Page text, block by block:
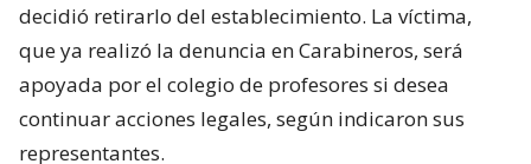
decidió retirarlo del establecimiento. La víctima,
que ya realizó la denuncia en Carabineros, será
apoyada por el colegio de profesores si desea
continuar acciones legales, según indicaron sus
representantes.